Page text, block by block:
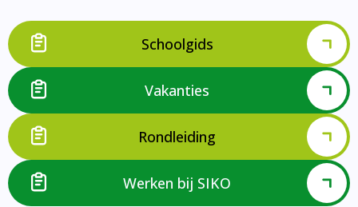
Schoolgids
Vakanties
Rondleiding
Werken bij SIKO